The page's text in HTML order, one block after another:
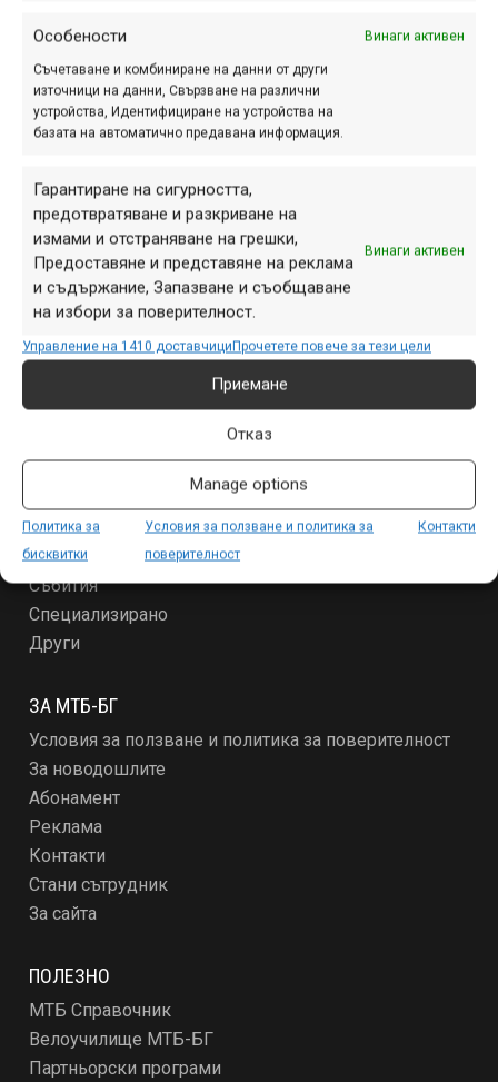
Особености Винаги активен
Съчетаване и комбиниране на данни от други
източници на данни, Свързване на различни
устройства, Идентифициране на устройства на
базата на автоматично предавана информация.
Гарантиране на сигурността,
предотвратяване и разкриване на
измами и отстраняване на грешки,
Предоставяне и представяне на реклама
и съдържание, Запазване и съобщаване
на избори за поверителност.
Винаги активен
Управление на 1410 доставчициПрочетете повече за тези цели
Приемане
Отказ
Manage options
Политика за
бисквитки
Условия за ползване и политика за
поверителност
Контакти
Снимка на деня | 07.08.2026
Начало
Продукти
Събития
Специализирано
Други
ЗА МТБ-БГ
Условия за ползване и политика за поверителност
За новодошлите
Абонамент
Реклама
Контакти
Стани сътрудник
За сайта
ПОЛЕЗНО
МТБ Справочник
Велоучилище МТБ-БГ
Партньорски програми